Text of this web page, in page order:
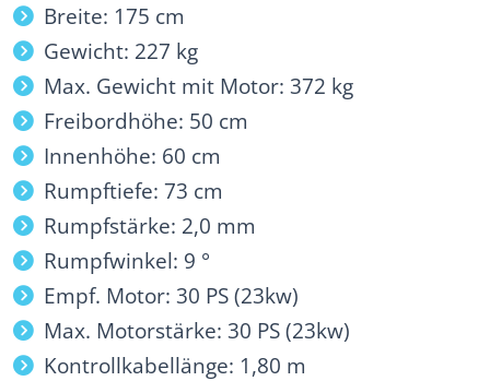
Breite: 175 cm
Gewicht: 227 kg
Max. Gewicht mit Motor: 372 kg
Freibordhöhe: 50 cm
Innenhöhe: 60 cm
Rumpftiefe: 73 cm
Rumpfstärke: 2,0 mm
Rumpfwinkel: 9 °
Empf. Motor: 30 PS (23kw)
Max. Motorstärke: 30 PS (23kw)
Kontrollkabellänge: 1,80 m